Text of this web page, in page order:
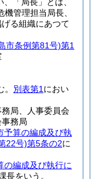
管理担当局長、
げる組織にあつて
市条例第81号)第1
別表第1 におい
局、人事委員会
務局
予算の編成及び執
22号)第5条の2に
の編成及び執行に
長をいう。